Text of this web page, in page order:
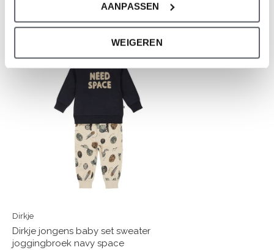
AANPASSEN
WEIGEREN
Recente artikelen
Dirkje
Dirkje jongens baby set sweater
joggingbroek navy space